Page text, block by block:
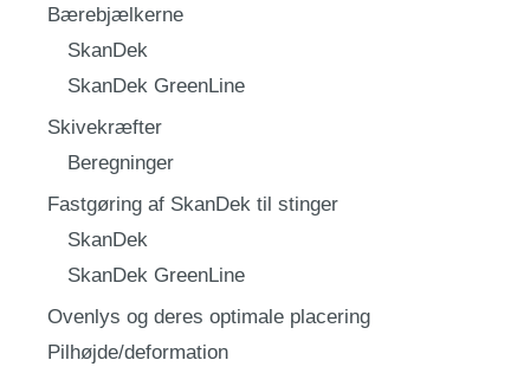
Bærebjælkerne
SkanDek
SkanDek GreenLine
Skivekræfter
Beregninger
Fastgøring af SkanDek til stinger
SkanDek
SkanDek GreenLine
Ovenlys og deres optimale placering
Pilhøjde/deformation